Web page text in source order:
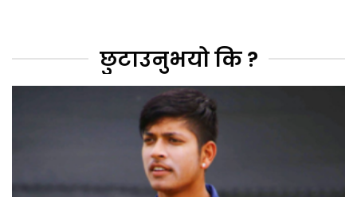
छुटाउनुभयो कि ?